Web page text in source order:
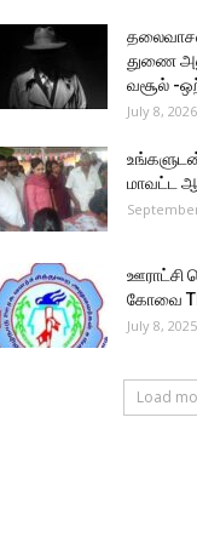
துணை
வசூல் -
July 8, 2026
மாவட்ட
ஊராட்சி
கோவை
July 8, 2025
Load